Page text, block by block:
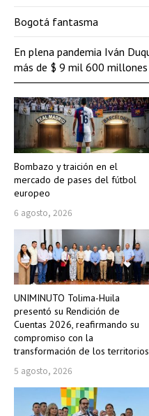
Bombazo y traición en el
mercado de pases del fútbol
europeo
6 agosto, 2026
UNIMINUTO Tolima-Huila
presentó su Rendición de
Cuentas 2026, reafirmando su
compromiso con la
transformación de los territorios
5 agosto, 2026
Bogotá fantasma
En plena pandemia Iván
más de $ 9 mil 600 millones